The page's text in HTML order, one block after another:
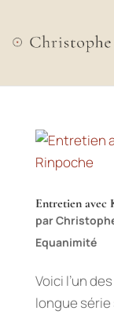
Entretien avec
par
Equanimité
Voici l’un
longue série